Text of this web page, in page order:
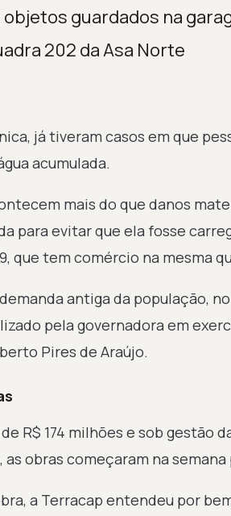
guardados na
202 da Asa Norte
já tiveram casos em que
acumulada.
mais do que danos
para evitar que ela fosse
que tem comércio na mesma
antiga da população,
pela governadora em
Pires de Araújo.
R$ 174 milhões e sob gestão
obras começaram na semana
a Terracap entendeu por